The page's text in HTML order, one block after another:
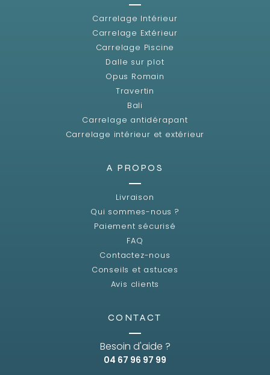
Carrelage Intérieur
Carrelage Extérieur
Carrelage Piscine
Dalle sur plot
Opus Romain
Travertin
Bali
Carrelage antidérapant
Carrelage intérieur et extérieur
A PROPOS
Livraison
Qui sommes-nous ?
Paiement sécurisé
FAQ
Contactez-nous
Conseils et astuces
Avis clients
CONTACT
Besoin d'aide ?
04 67 96 97 99